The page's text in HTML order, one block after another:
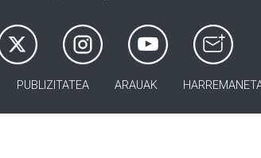
PUBLIZITATEA ARAUAK